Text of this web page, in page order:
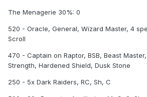
The Menagerie 30%: 0
520 - Oracle, General, Wizard Master, 4
Scroll
470 - Captain on Raptor, BSB, Beast
Strength, Hardened Shield, Dusk Stone
250 - 5x Dark Raiders, RC, Sh, C